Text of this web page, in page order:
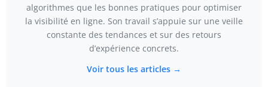
algorithmes que les bonnes pratiques pour optimiser
la visibilité en ligne. Son travail s’appuie sur une veille
constante des tendances et sur des retours
d’expérience concrets.
Voir tous les articles →